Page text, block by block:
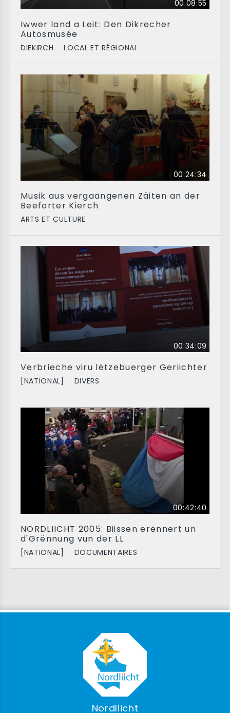
00:08:55
Iwwer land a Leit: Den Dikrecher
Autosmusée
DIEKIRCH LOCAL ET RÉGIONAL
00:24:34
Musik aus vergaangenen Zäiten an der
Beeforter Kierch
ARTS ET CULTURE
00:34:09
Verbrieche viru lëtzebuerger Geriichter
[NATIONAL] DIVERS
00:42:40
NORDLIICHT 2005: Biissen erënnert un
d'Grënnung vun der LL
[NATIONAL] DOCUMENTAIRES
Nordliicht